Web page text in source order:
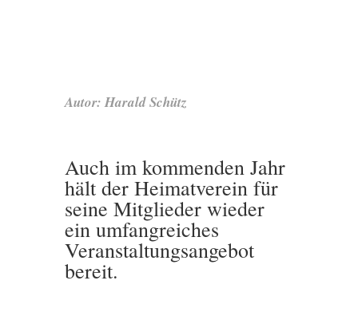
Autor: Harald Schütz
Auch im kommenden Jahr
hält der Heimatverein für
seine Mitglieder wieder
ein umfangreiches
Veranstaltungsangebot
bereit.